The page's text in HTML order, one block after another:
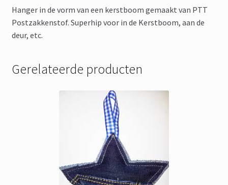
Hanger in de vorm van een kerstboom gemaakt van PTT
Postzakkenstof. Superhip voor in de Kerstboom, aan de
deur, etc.
Gerelateerde producten